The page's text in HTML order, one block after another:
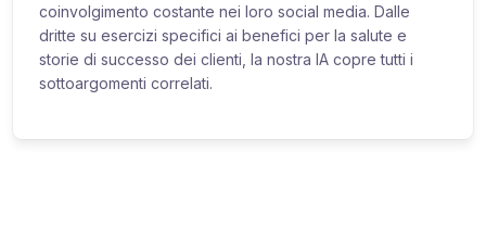
coinvolgimento costante nei loro social media. Dalle
dritte su esercizi specifici ai benefici per la salute e
storie di successo dei clienti, la nostra IA copre tutti i
sottoargomenti correlati.